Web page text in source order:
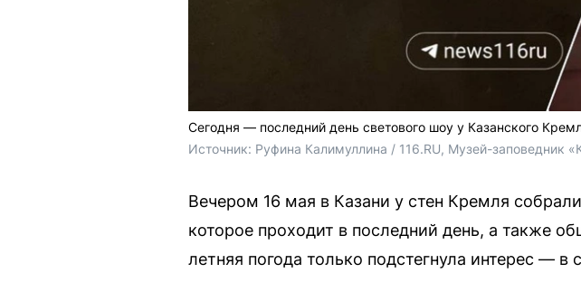
Сегодня — последний день светового шоу у Казанского
Источник: Руфина Калимуллина / 116.RU, Музей-заповедник
Вечером 16 мая в Казани у стен Кремля
которое проходит в последний день, а также
летняя погода только подстегнула интерес —